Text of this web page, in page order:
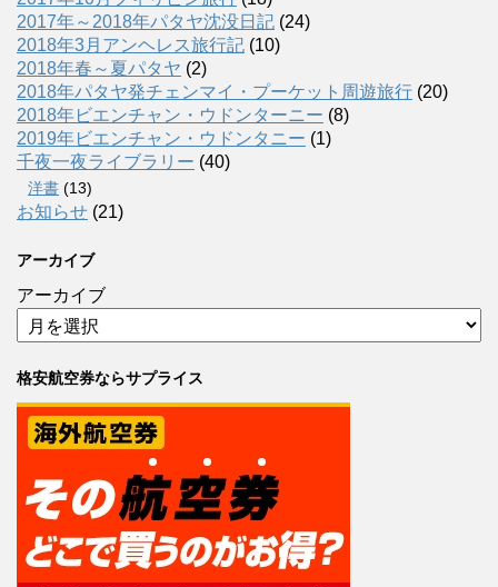
2017年～2018年パタヤ沈没日記 (24)
2018年3月アンヘレス旅行記 (10)
2018年春～夏パタヤ (2)
2018年パタヤ発チェンマイ・プーケット周遊旅行 (20)
2018年ビエンチャン・ウドンターニー (8)
2019年ビエンチャン・ウドンタニー (1)
千夜一夜ライブラリー (40)
洋書 (13)
お知らせ (21)
アーカイブ
アーカイブ
格安航空券ならサプライス